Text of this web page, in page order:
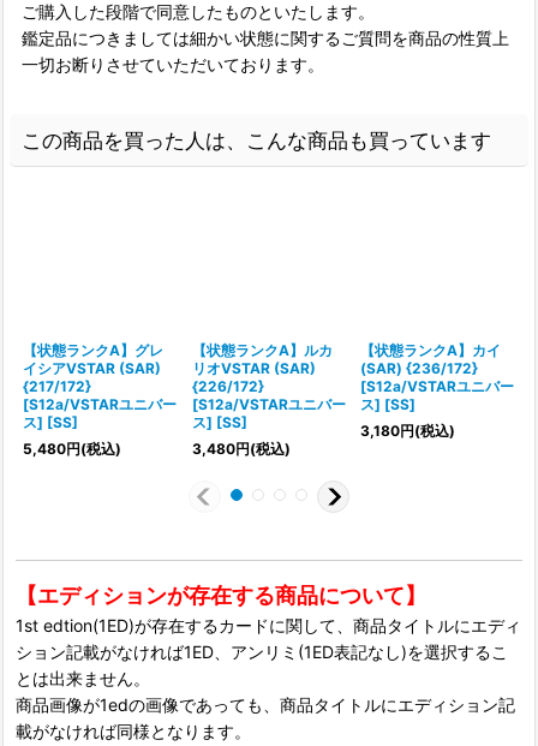
ご購入した段階で同意したものといたします。
鑑定品につきましては細かい状態に関するご質問を商品の性質上
一切お断りさせていただいております。
この商品を買った人は、こんな商品も買っています
【状態ランクA】グレ
イシアVSTAR (SAR)
{217/172}
[S12a/VSTARユニバー
ス] [SS]
5,480円(税込)
【状態ランクA】ルカ
リオVSTAR (SAR)
{226/172}
[S12a/VSTARユニバー
ス] [SS]
3,480円(税込)
【状態ランクA】カイ
(SAR) {236/172}
[S12a/VSTARユニバー
ス] [SS]
3,180円(税込)
【エディションが存在する商品について】
1st edtion(1ED)が存在するカードに関して、商品タイトルにエディ
ション記載がなければ1ED、アンリミ(1ED表記なし)を選択するこ
とは出来ません。
商品画像が1edの画像であっても、商品タイトルにエディション記
載がなければ同様となります。